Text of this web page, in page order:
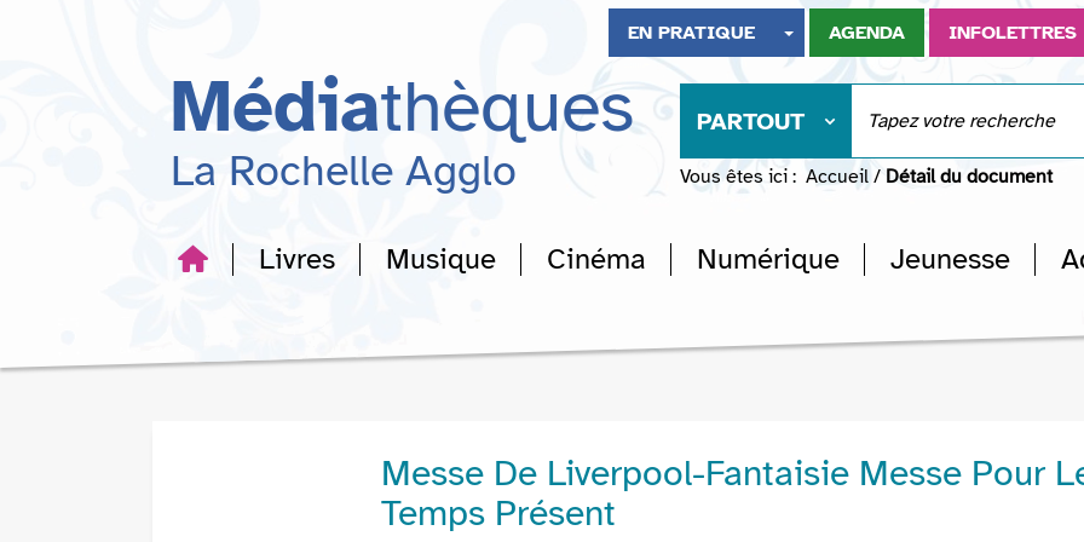
recherche
EN PRATIQUE AGENDA INFOLETTRES
Médiathèques
La Rochelle Agglo
PARTOUT
Vous êtes ici : Accueil / Détail du document
Livres Musique Cinéma Numérique Jeunesse
Messe De Liverpool-Fantaisie Messe Pour
Temps Présent